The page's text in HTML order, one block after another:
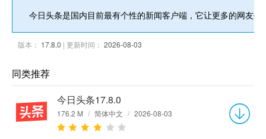
今日头条是国内目前最有个性的新闻客户端，它让更多的网友
版本： 17.8.0 | 更新时间： 2026-08-03
同类推荐
今日头条17.8.0
176.2 M / 简体中文 / 2026-08-03